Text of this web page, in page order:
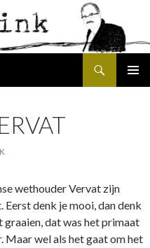
wethouder Vervat zijn
Eerst denk je mooi, dan denk
dat was het primaat
Maar wel als het gaat om het